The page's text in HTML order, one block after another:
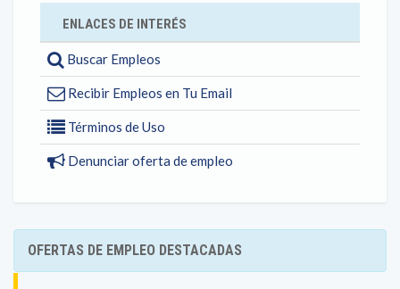
ENLACES DE INTERÉS
Buscar Empleos
Recibir Empleos en Tu Email
Términos de Uso
Denunciar oferta de empleo
OFERTAS DE EMPLEO DESTACADAS